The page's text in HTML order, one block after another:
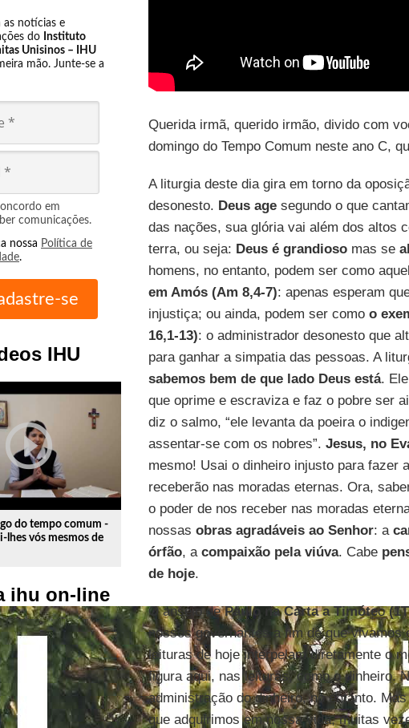
as notícias e
do Instituto
Unisinos – IHU
mão. Junte-se a
em
comunicações.
nossa Política de
.
IHU
play_circle_outline
do tempo comum -
lhes vós mesmos de
ihu on-line
Querida irmã, querido irmão, divido com
domingo do Tempo Comum neste ano C,
A liturgia deste dia gira em torno da
desonesto. Deus agesegundo o que
das nações, sua glória vai além dos altos
terra, ou seja: Deus é grandiosomas se
homens, no entanto, podem ser como
em Amós (Am 8,4-7): apenas esperam
injustiça; ou ainda, podem ser comoo
16,1-13): o administrador desonesto que
para ganhar a simpatia das pessoas. A
sabemos bem de que lado Deus está.
que oprime e escraviza e faz o pobre ser
diz o salmo, “ele levanta da poeira o
assentar-se com os nobres”. Jesus, no
mesmo! Usai o dinheiro injusto para fazer
receberão nas moradas eternas. Ora,
o poder de nos receber nas moradas
nossas obras agradáveis ao Senhor: a
órfão, a compaixão pela viúva. Cabe
de hoje.
O anseio dePaulo na Carta a Timóteo
nossos governantes a fim de que vivamos
leituras de hoje interpelam diretamente o
figura aqui, nas leituras, como o dinheiro.
administração do dinheiro, no entanto.
que adquirimos em nossa vida, muitas